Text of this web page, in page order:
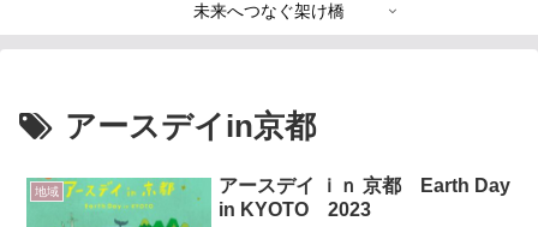
未来へつなぐ架け橋
アースデイin京都
地域
アースデイ ｉｎ 京都 Earth Day
in KYOTO 2023